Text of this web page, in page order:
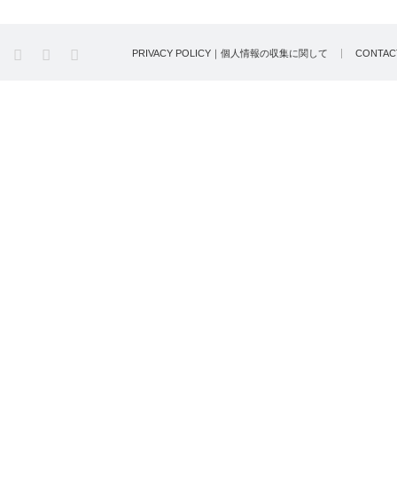
PRIVACY POLICY｜個人情報の収集に関して